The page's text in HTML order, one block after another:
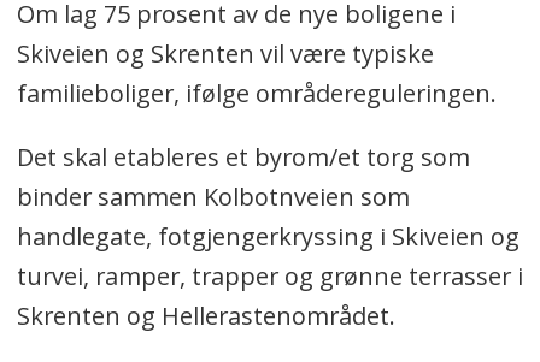
Om lag 75 prosent av de nye boligene i
Skiveien og Skrenten vil være typiske
familieboliger, ifølge områdereguleringen.
Det skal etableres et byrom/et torg som
binder sammen Kolbotnveien som
handlegate, fotgjengerkryssing i Skiveien og
turvei, ramper, trapper og grønne terrasser i
Skrenten og Hellerastenområdet.